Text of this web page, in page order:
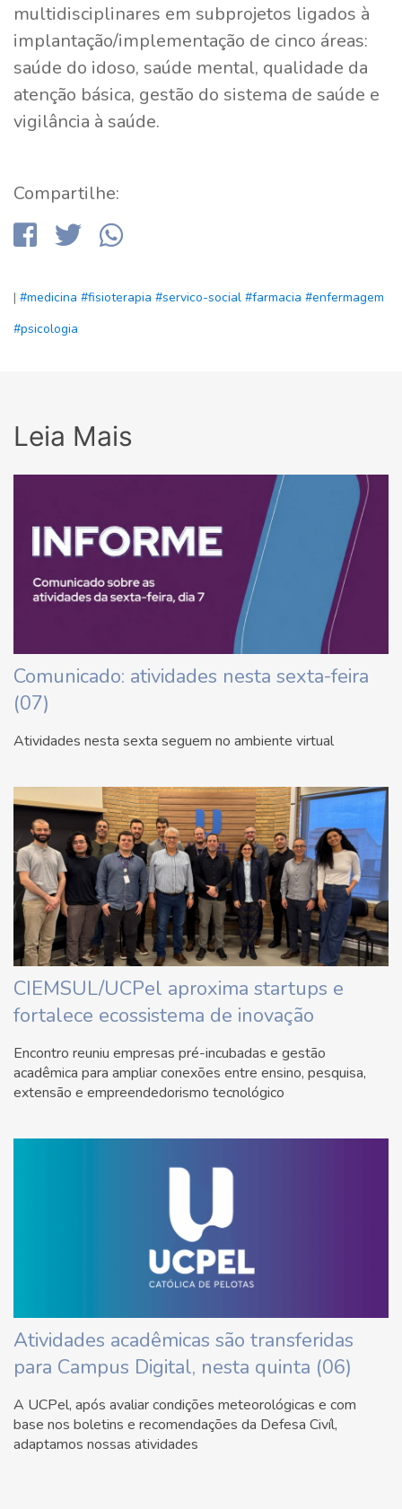
multidisciplinares em subprojetos ligados à
implantação/implementação de cinco áreas:
saúde do idoso, saúde mental, qualidade da
atenção básica, gestão do sistema de saúde e
vigilância à saúde.
Compartilhe:
| #medicina #fisioterapia #servico-social #farmacia #enfermagem
#psicologia
Leia Mais
Comunicado: atividades nesta sexta-feira
(07)
Atividades nesta sexta seguem no ambiente virtual
CIEMSUL/UCPel aproxima startups e
fortalece ecossistema de inovação
Encontro reuniu empresas pré-incubadas e gestão
acadêmica para ampliar conexões entre ensino, pesquisa,
extensão e empreendedorismo tecnológico
Atividades acadêmicas são transferidas
para Campus Digital, nesta quinta (06)
A UCPel, após avaliar condições meteorológicas e com
base nos boletins e recomendações da Defesa Civíl,
adaptamos nossas atividades